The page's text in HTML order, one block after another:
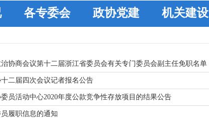
各专委会 政协党建 机关建设
协商会议第十二届浙江省委员会有关专门委员会副主任免职名单
二届四次会议记者报名公告
员活动中心2020年度公款竞争性存放项目的结果公告
履职信息的通知